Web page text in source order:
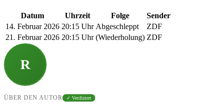
Datum Uhrzeit Folge
Sender
14. Februar 2026 20:15 Uhr Abgeschleppt
ZDF
21. Februar 2026 20:15 Uhr (Wiederholung) ZDF
R
ÜBER DEN AUTOR ✓ Verifiziert